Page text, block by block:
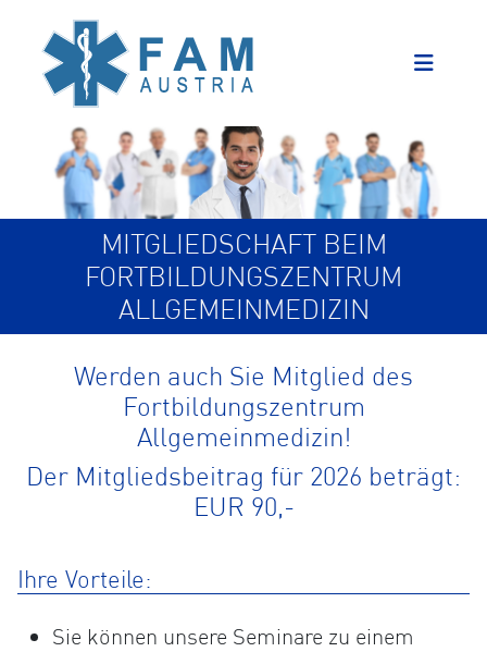
MITGLIEDSCHAFT BEIM
FORTBILDUNGSZENTRUM
ALLGEMEINMEDIZIN
Werden auch Sie Mitglied des
Fortbildungszentrum
Allgemeinmedizin!
Der Mitgliedsbeitrag für 2026 beträgt:
EUR 90,-
Ihre Vorteile:
Sie können unsere Seminare zu einem